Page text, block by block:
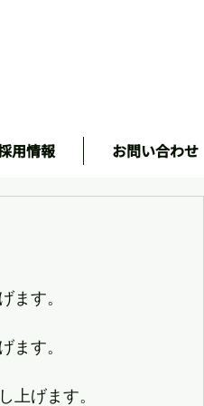
用情報 お問い合わせ
す。
す。
げます。